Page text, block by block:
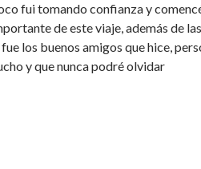
fui tomando confianza y
de este viaje, además de las
los buenos amigos que hice,
y que nunca podré olvidar